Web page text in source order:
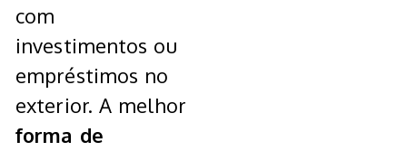
com
investimentos ou
empréstimos no
exterior. A melhor
forma de